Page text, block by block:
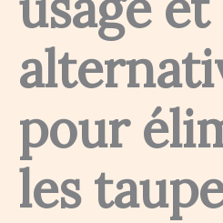
pour
les